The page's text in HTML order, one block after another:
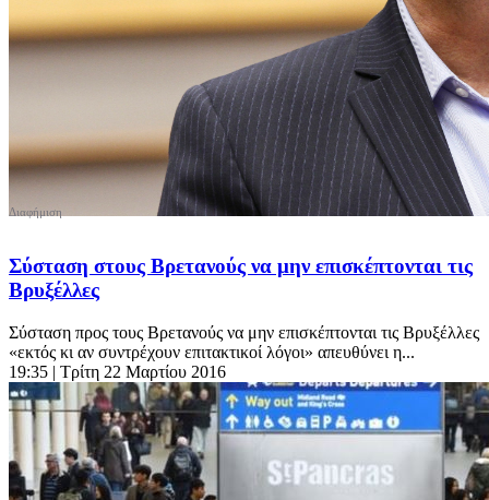
Σύσταση στους Βρετανούς να μην επισκέπτονται τις
Βρυξέλλες
Σύσταση προς τους Βρετανούς να μην επισκέπτονται τις Βρυξέλλες
«εκτός κι αν συντρέχουν επιτακτικοί λόγοι» απευθύνει η...
19:35 | Τρίτη 22 Μαρτίου 2016